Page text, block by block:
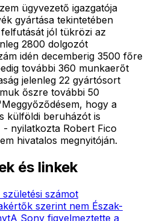
ügyvezető igazgatója
gyártása tekintetében
jól tükrözi az
2800 dolgozót
idén decemberig 3500 főre
további 360 munkaerőt
jelenleg 22 gyártósort
őszre további 50
hogy a
külföldi beruházót is
nyilatkozta Robert Fico
hivatalos megnyitóján.
és linkek
számot
szerint nem Észak-
A Sony figyelmeztette a